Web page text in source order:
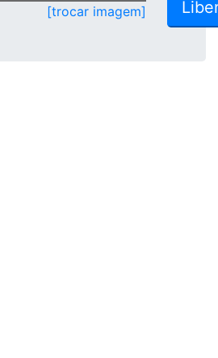
[trocar imagem]